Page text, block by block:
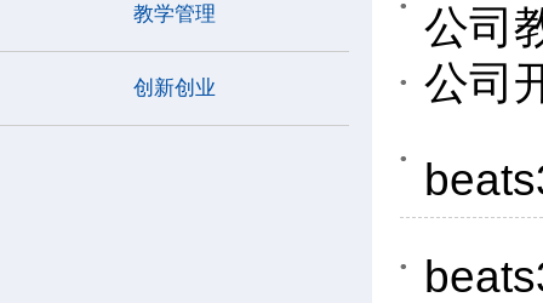
教学管理
创新创业
公司
公司